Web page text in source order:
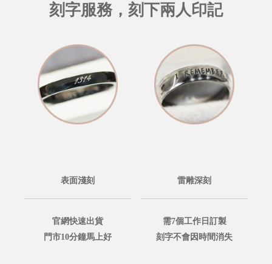
刻字服務，刻下兩人印記
表面淺刻
官網快速出貨
門市10分鐘馬上好
雷雕深刻
需7個工作日訂製
刻字不會因時間消失